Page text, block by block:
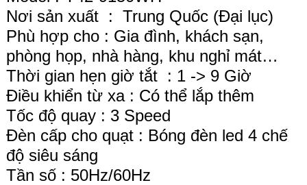
Nơi sản xuất : Trung Quốc (Đại lục)
Phù hợp cho : Gia đình, khách sạn,
phòng họp, nhà hàng, khu nghỉ mát…
Thời gian hẹn giờ tắt : 1 -> 9 Giờ
Điều khiển từ xa : Có thể lắp thêm
Tốc độ quay : 3 Speed
Đèn cấp cho quạt : Bóng đèn led 4 chế
độ siêu sáng
Tần số : 50Hz/60Hz